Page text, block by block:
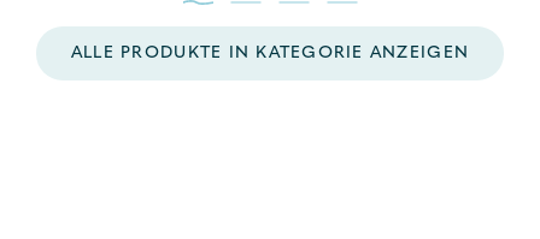
ALLE PRODUKTE IN KATEGORIE ANZEIGEN